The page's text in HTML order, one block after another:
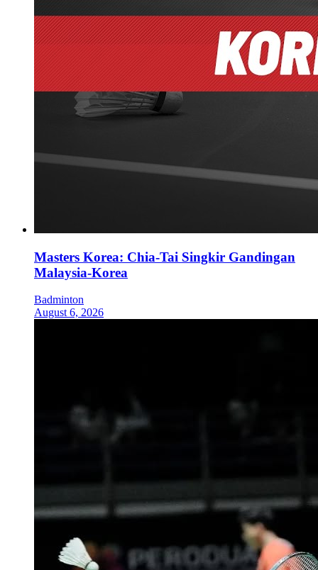
Masters Korea: Chia-Tai Singkir Gandingan
Malaysia-Korea
Badminton
August 6, 2026